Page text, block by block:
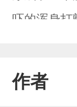
吓的浑身打
屈的抱脚
作者